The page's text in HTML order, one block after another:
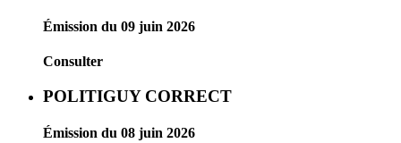
Émission du 09 juin 2026
Consulter
POLITIGUY CORRECT
Émission du 08 juin 2026